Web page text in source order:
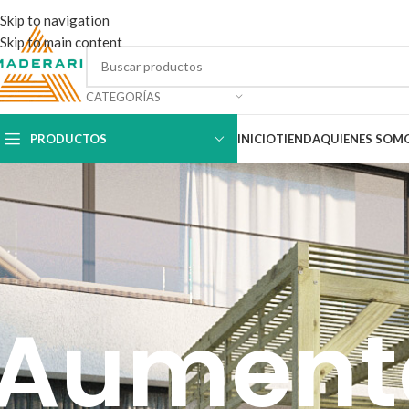
Skip to navigation
Skip to main content
CATEGORÍAS
PRODUCTOS INICIOTIENDAQUIENES